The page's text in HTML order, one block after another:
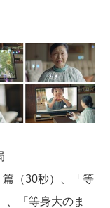
（30秒）、「等
、「等身大のま